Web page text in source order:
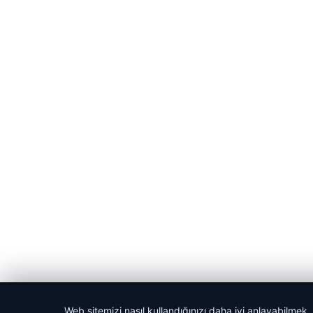
Web sitemizi nasıl kullandığınızı daha iyi